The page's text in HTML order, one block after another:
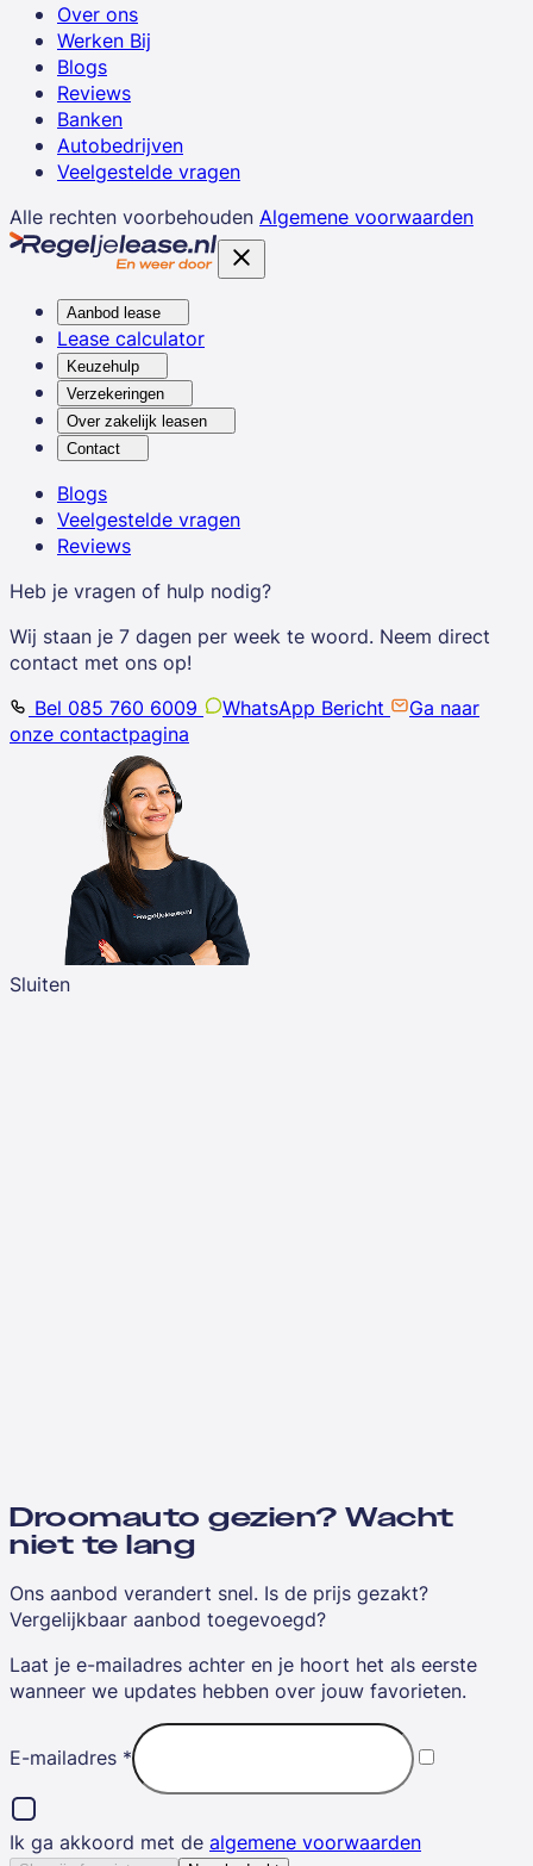
Over ons
Werken Bij
Blogs
Reviews
Banken
Autobedrijven
Veelgestelde vragen
Alle rechten voorbehouden Algemene voorwaarden
Aanbod lease
Lease calculator
Keuzehulp
Verzekeringen
Over zakelijk leasen
Contact
Blogs
Veelgestelde vragen
Reviews
Heb je vragen of hulp nodig?
Wij staan je 7 dagen per week te woord. Neem direct
contact met ons op!
Bel 085 760 6009
WhatsApp Bericht
Ga naar
onze contactpagina
Sluiten
Droomauto gezien? Wacht
niet te lang
Ons aanbod verandert snel. Is de prijs gezakt?
Vergelijkbaar aanbod toegevoegd?
Laat je e-mailadres achter en je hoort het als eerste
wanneer we updates hebben over jouw favorieten.
E-mailadres *
Ik ga akkoord met de algemene voorwaarden